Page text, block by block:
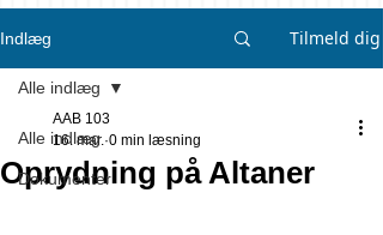
Indlæg Tilmeld dig
Alle indlæg
Dokumenter
Alle indlæg
Oprydning på Altaner
AAB 103
16. mar. 0 min læsning